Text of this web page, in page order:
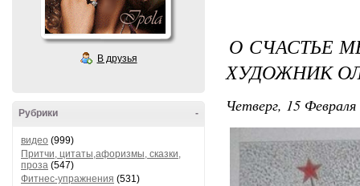
В друзья
-
Рубрики
видео (999)
Притчи, цитаты,афоризмы, сказки,
проза (547)
Фитнес-упражнения (531)
О СЧАСТЬЕ
ХУДОЖНИК
Четверг, 15